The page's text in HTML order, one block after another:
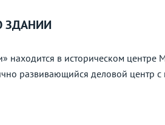
ЗДАНИИ
в историческом центре
развивающийся деловой центр